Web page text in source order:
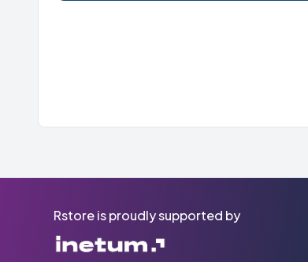
Rstore is proudly supported by